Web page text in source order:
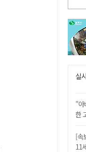
실
"아
한
[속
11